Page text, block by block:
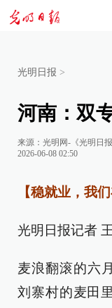
光明日报 >
河南：双
来源： 光明网-《光明日报
2026-06-08 02:50
【稳就业，我
光明日报记者
麦浪翻滚的六
刘寨村的麦田